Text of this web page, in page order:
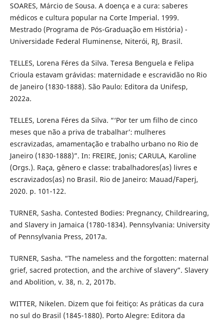
SOARES, Márcio de Sousa. A doença e a cura: saberes
médicos e cultura popular na Corte Imperial. 1999.
Mestrado (Programa de Pós-Graduação em História) -
Universidade Federal Fluminense, Niterói, RJ, Brasil.
TELLES, Lorena Féres da Silva. Teresa Benguela e Felipa
Crioula estavam grávidas: maternidade e escravidão no Rio
de Janeiro (1830-1888). São Paulo: Editora da Unifesp,
2022a.
TELLES, Lorena Féres da Silva. “‘Por ter um filho de cinco
meses que não a priva de trabalhar’: mulheres
escravizadas, amamentação e trabalho urbano no Rio de
Janeiro (1830-1888)”. In: FREIRE, Jonis; CARULA, Karoline
(Orgs.). Raça, gênero e classe: trabalhadores(as) livres e
escravizados(as) no Brasil. Rio de Janeiro: Mauad/Faperj,
2020. p. 101-122.
TURNER, Sasha. Contested Bodies: Pregnancy, Childrearing,
and Slavery in Jamaica (1780-1834). Pennsylvania: University
of Pennsylvania Press, 2017a.
TURNER, Sasha. “The nameless and the forgotten: maternal
grief, sacred protection, and the archive of slavery”. Slavery
and Abolition, v. 38, n. 2, 2017b.
WITTER, Nikelen. Dizem que foi feitiço: As práticas da cura
no sul do Brasil (1845-1880). Porto Alegre: Editora da